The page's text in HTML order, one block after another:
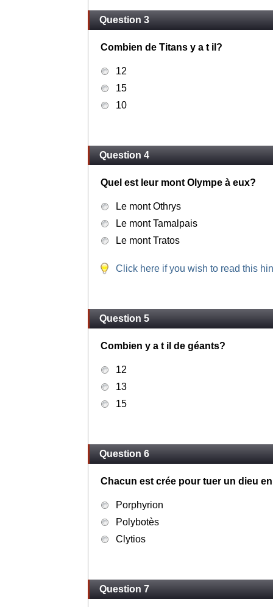
Question 3
Combien de Titans y a t il?
12
15
10
Question 4
Quel est leur mont Olympe à eux?
Le mont Othrys
Le mont Tamalpais
Le mont Tratos
Click here if you wish to read this
Question 5
Combien y a t il de géants?
12
13
15
Question 6
Chacun est crée pour tuer un dieu
Porphyrion
Polybotès
Clytios
Question 7